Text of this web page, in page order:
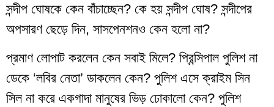
সন্দীপ ঘোষকে কেন বাঁচাচ্ছেন? কে হয় সন্দীপ ঘোষ? সন্দীপের
অপসারণ ছেড়ে দিন, সাসপেনশনও কেন হলো না?
প্রমাণ লোপাট করলেন কেন সবাই মিলে? প্রিন্সিপাল পুলিশ না
ডেকে ‘লবির নেতা’ ডাকলেন কেন? পুলিশ এসে ক্রাইম সিন
সিল না করে একগাদা মানুষের ভিড় ঢোকালো কেন? পুলিশ